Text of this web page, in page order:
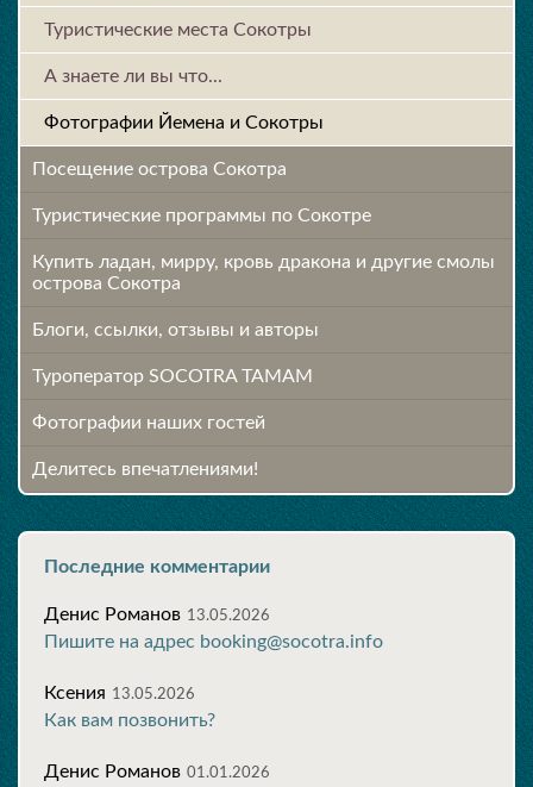
Туристические места Сокотры
А знаете ли вы что...
Фотографии Йемена и Сокотры
Посещение острова Cокотра
Туристические программы по Сокотре
Купить ладан, мирру, кровь дракона и другие смолы
острова Сокотра
Блоги, ссылки, отзывы и авторы
Туроператор SOCOTRA TAMAM
Фотографии наших гостей
Делитесь впечатлениями!
Последние комментарии
Денис Романов 13.05.2026
Пишите на адрес booking@socotra.info
Ксения 13.05.2026
Как вам позвонить?
Денис Романов 01.01.2026